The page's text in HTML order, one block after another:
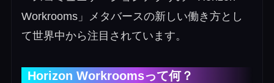
Workrooms」メタバースの新しい働き方とし
て世界中から注目されています。
Horizon Workroomsって何？